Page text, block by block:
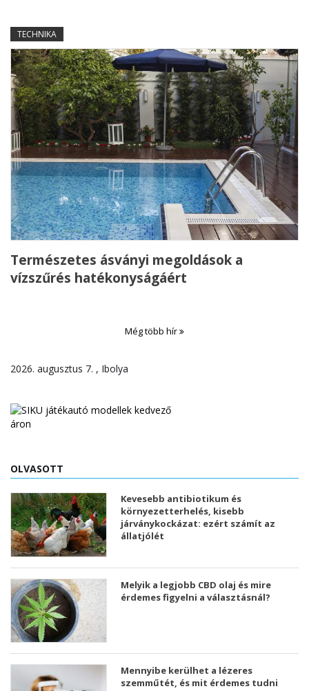
TECHNIKA
Természetes ásványi megoldások a
vízszűrés hatékonyságáért
Még több hír
2026. augusztus 7. , Ibolya
OLVASOTT
Kevesebb antibiotikum és
környezetterhelés, kisebb
járványkockázat: ezért számít az
állatjólét
Melyik a legjobb CBD olaj és mire
érdemes figyelni a választásnál?
Mennyibe kerülhet a lézeres
szemműtét, és mit érdemes tudni